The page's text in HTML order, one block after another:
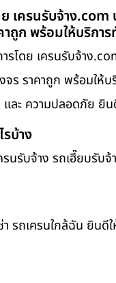
ครนรับจ้าง.com
าถูก พร้อมให้บริก
โดย เครนรับจ้าง
จร ราคาถูก พร้อมใ
ะ ความปลอดภัย ยิน
บ้าง
นรับจ้าง รถเฮี๊ยบรับ
า รถเครนใกล้ฉัน ยิน